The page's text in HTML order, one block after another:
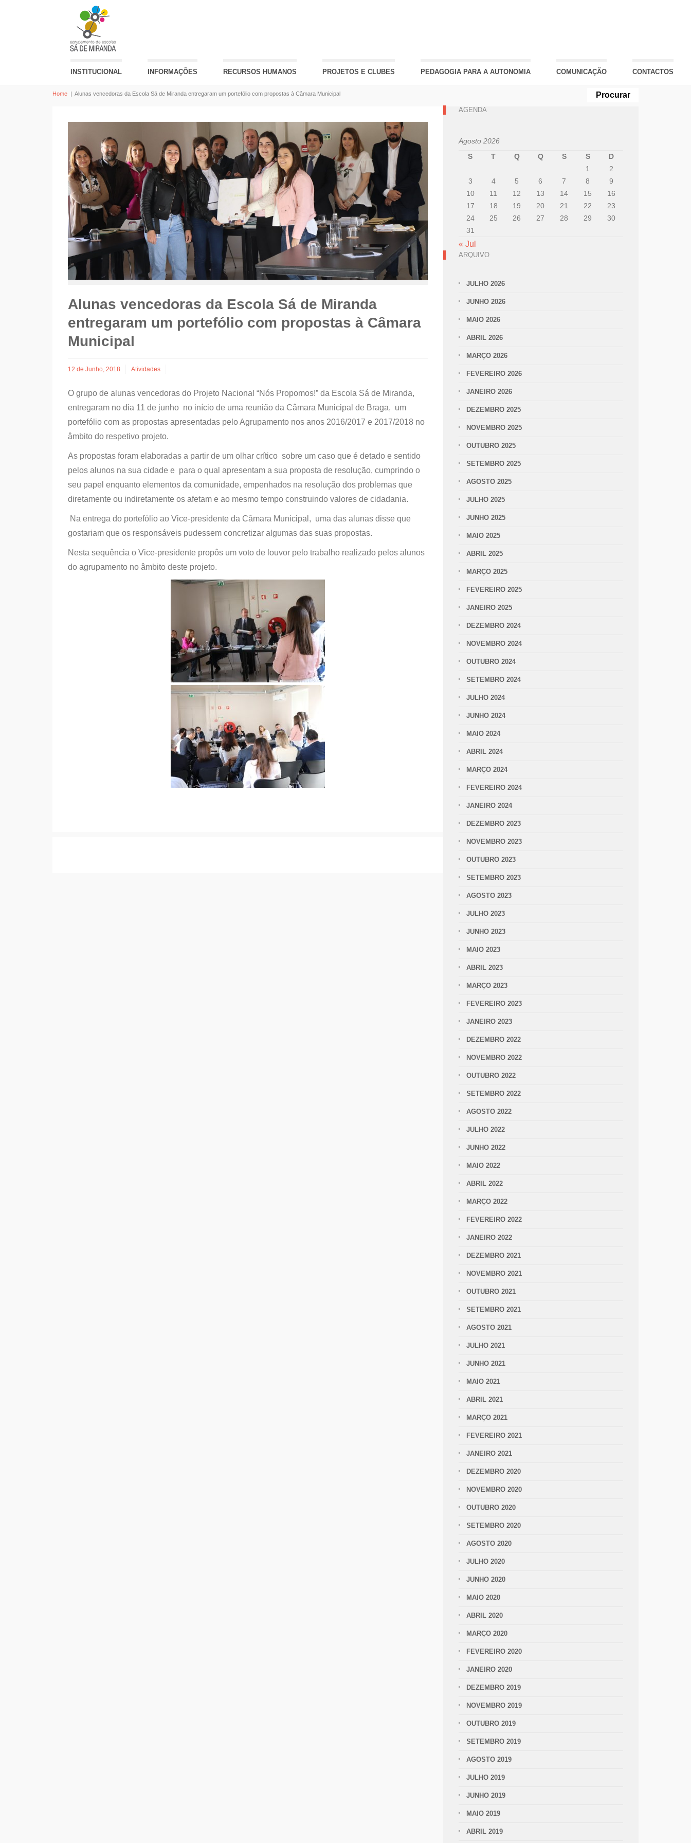
INSTITUCIONAL INFORMAÇÕES RECURSOS HUMANOS PROJETOS E CLUBES PEDAGOGIA PARA A AUTONOMIA COMUNICAÇÃO CONTACTOS
Home | Alunas vencedoras da Escola Sá de Miranda entregaram um portefólio com propostas à Câmara Municipal
Alunas vencedoras da Escola Sá de Miranda
entregaram um portefólio com propostas à Câmara
Municipal
12 de Junho, 2018 Atividades
O grupo de alunas vencedoras do Projeto Nacional “Nós Propomos!” da Escola Sá de Miranda,
entregaram no dia 11 de junho no início de uma reunião da Câmara Municipal de Braga, um
portefólio com as propostas apresentadas pelo Agrupamento nos anos 2016/2017 e 2017/2018 no
âmbito do respetivo projeto.
As propostas foram elaboradas a partir de um olhar crítico sobre um caso que é detado e sentido
pelos alunos na sua cidade e para o qual apresentam a sua proposta de resolução, cumprindo o
seu papel enquanto elementos da comunidade, empenhados na resolução dos problemas que
diretamente ou indiretamente os afetam e ao mesmo tempo construindo valores de cidadania.
Na entrega do portefólio ao Vice-presidente da Câmara Municipal, uma das alunas disse que
gostariam que os responsáveis pudessem concretizar algumas das suas propostas.
Nesta sequência o Vice-presidente propôs um voto de louvor pelo trabalho realizado pelos alunos
do agrupamento no âmbito deste projeto.
AGENDA
Agosto 2026
S
T Q Q S S
D
1
2
3
4 5 6 7 8
9
10
11 12 13 14 15
16
17
18 19 20 21 22
23
24
25 26 27 28 29
30
31
« Jul
ARQUIVO
JULHO 2026
JUNHO 2026
MAIO 2026
ABRIL 2026
MARÇO 2026
FEVEREIRO 2026
JANEIRO 2026
DEZEMBRO 2025
NOVEMBRO 2025
OUTUBRO 2025
SETEMBRO 2025
AGOSTO 2025
JULHO 2025
JUNHO 2025
MAIO 2025
ABRIL 2025
MARÇO 2025
FEVEREIRO 2025
JANEIRO 2025
DEZEMBRO 2024
NOVEMBRO 2024
OUTUBRO 2024
SETEMBRO 2024
JULHO 2024
JUNHO 2024
MAIO 2024
ABRIL 2024
MARÇO 2024
FEVEREIRO 2024
JANEIRO 2024
DEZEMBRO 2023
NOVEMBRO 2023
OUTUBRO 2023
SETEMBRO 2023
AGOSTO 2023
JULHO 2023
JUNHO 2023
MAIO 2023
ABRIL 2023
MARÇO 2023
FEVEREIRO 2023
JANEIRO 2023
DEZEMBRO 2022
NOVEMBRO 2022
OUTUBRO 2022
SETEMBRO 2022
AGOSTO 2022
JULHO 2022
JUNHO 2022
MAIO 2022
ABRIL 2022
MARÇO 2022
FEVEREIRO 2022
JANEIRO 2022
DEZEMBRO 2021
NOVEMBRO 2021
OUTUBRO 2021
SETEMBRO 2021
AGOSTO 2021
JULHO 2021
JUNHO 2021
MAIO 2021
ABRIL 2021
MARÇO 2021
FEVEREIRO 2021
JANEIRO 2021
DEZEMBRO 2020
NOVEMBRO 2020
OUTUBRO 2020
SETEMBRO 2020
AGOSTO 2020
JULHO 2020
JUNHO 2020
MAIO 2020
ABRIL 2020
MARÇO 2020
FEVEREIRO 2020
JANEIRO 2020
DEZEMBRO 2019
NOVEMBRO 2019
OUTUBRO 2019
SETEMBRO 2019
AGOSTO 2019
JULHO 2019
JUNHO 2019
MAIO 2019
ABRIL 2019